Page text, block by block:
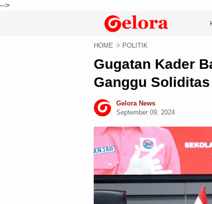
-->
HOME POLITIK
Gugatan Kader
Ganggu
Gelora News
September 09, 2024